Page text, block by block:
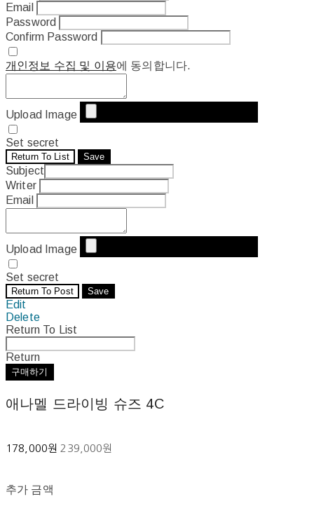
Email
Password
Confirm Password
개인정보 수집 및 이용에 동의합니다.
Upload Image
Set secret
Return To List Save
Subject
Writer
Email
Upload Image
Set secret
Return To Post Save
Edit
Delete
Return To List
Return
구매하기
애나멜 드라이빙 슈즈 4C
178,000원 239,000원
추가 금액